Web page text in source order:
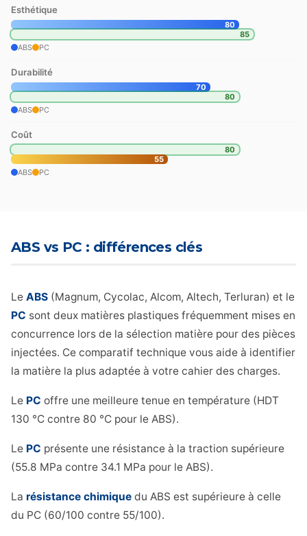
Esthétique
80
85
ABS
PC
Durabilité
70
80
ABS
PC
Coût
80
55
ABS
PC
ABS vs PC : différences clés
Le ABS (Magnum, Cycolac, Alcom, Altech, Terluran) et le
PC sont deux matières plastiques fréquemment mises en
concurrence lors de la sélection matière pour des pièces
injectées. Ce comparatif technique vous aide à identifier
la matière la plus adaptée à votre cahier des charges.
Le PC offre une meilleure tenue en température (HDT
130 °C contre 80 °C pour le ABS).
Le PC présente une résistance à la traction supérieure
(55.8 MPa contre 34.1 MPa pour le ABS).
La résistance chimique du ABS est supérieure à celle
du PC (60/100 contre 55/100).